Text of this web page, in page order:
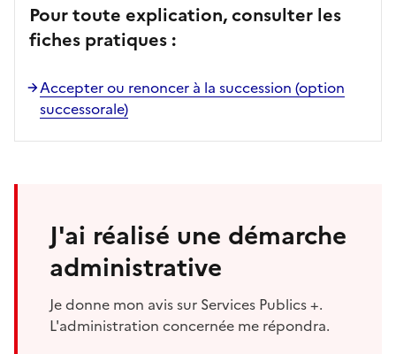
Pour toute explication, consulter les
fiches pratiques :
Accepter ou renoncer à la succession (option
successorale)
J'ai réalisé une démarche
administrative
Je donne mon avis sur Services Publics +.
L'administration concernée me répondra.